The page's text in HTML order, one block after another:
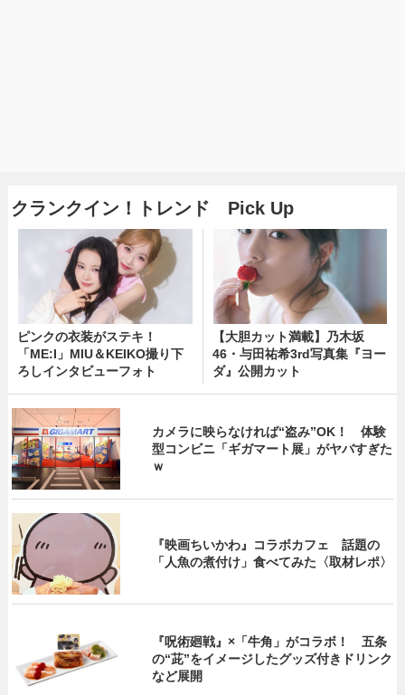
クランクイン！トレンド Pick Up
ピンクの衣装がステキ！
「ME:I」MIU＆KEIKO撮り下
ろしインタビューフォト
【大胆カット満載】乃木坂
46・与田祐希3rd写真集『ヨー
ダ』公開カット
カメラに映らなければ“盗み”OK！ 体験
型コンビニ「ギガマート展」がヤバすぎた
ｗ
『映画ちいかわ』コラボカフェ 話題の
「人魚の煮付け」食べてみた〈取材レポ〉
『呪術廻戦』×「牛角」がコラボ！ 五条
の“茈”をイメージしたグッズ付きドリンク
など展開